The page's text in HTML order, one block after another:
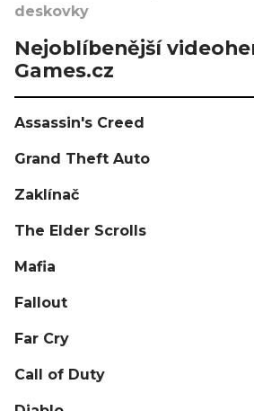
deskovky
Nejoblíbenější
Games.cz
Assassin's Creed
Grand Theft Auto
Zaklínač
The Elder Scrolls
Mafia
Fallout
Far Cry
Call of Duty